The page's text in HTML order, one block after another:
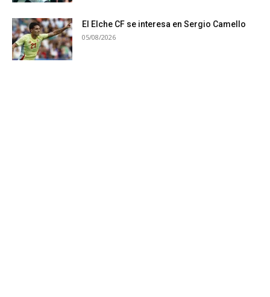
El Elche CF se interesa en Sergio Camello
05/08/2026